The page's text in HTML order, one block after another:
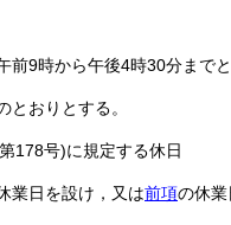
9時から午後4時30分までと
おりとする。
178号)に規定する休日
業日を設け，又は前項の休業